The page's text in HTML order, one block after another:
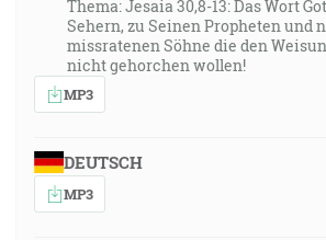
Thema: Jesaia 30,8-13: Das Wort
Sehern, zu Seinen Propheten und
missratenen Söhne die den
nicht gehorchen wollen!
MP3
DEUTSCH
MP3